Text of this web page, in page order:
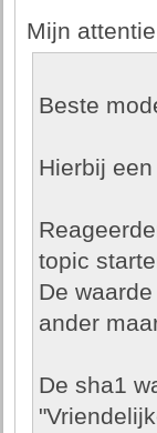
Mijn
Beste
Hierbij
topic
De
ander
De sha1